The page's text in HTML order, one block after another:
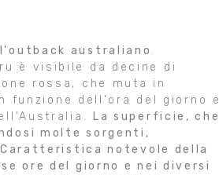
australiano .
è visibile da decine di
rossa, che muta in
funzione dell'ora del giorno e
La superficie, che
molte sorgenti,
notevole della
ore del giorno e nei diversi